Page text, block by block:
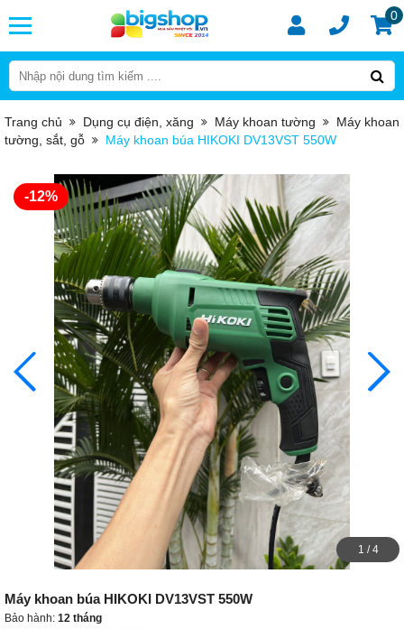
0
Trang chủ Dụng cụ điện, xăng Máy khoan tường
Máy khoan
tường, sắt, gỗ
Máy khoan búa HIKOKI DV13VST 550W
-12%
1 /4
Máy khoan búa HIKOKI DV13VST 550W
Bảo hành: 12 tháng